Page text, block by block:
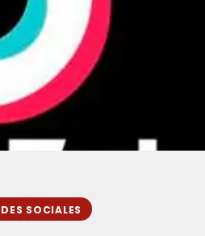
SOCIALES